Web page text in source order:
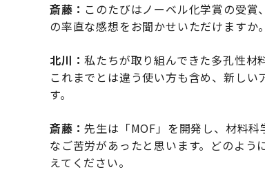
斎藤： このたびはノーベル化学賞の受
の率直な感想をお聞かせいただけますか。
北川：私たちが取り組んできた多孔性材
これまでとは違う使い方も含め、新し
す。
斎藤：先生は「MOF」を開発し、材料
なご苦労があったと思います。どのよ
えてください。